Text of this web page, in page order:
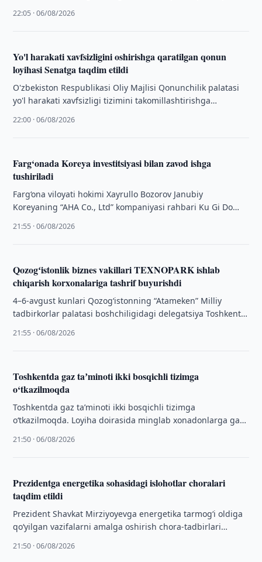
22:05 · 06/08/2026
Yo'l harakati xavfsizligini oshirishga qaratilgan qonun
loyihasi Senatga taqdim etildi
O'zbekiston Respublikasi Oliy Majlisi Qonunchilik palatasi
yo'l harakati xavfsizligi tizimini takomillashtirishga
va uni …
22:00 · 06/08/2026
Farg‘onada Koreya investitsiyasi bilan zavod ishga
tushiriladi
Farg‘ona viloyati hokimi Xayrullo Bozorov Janubiy
Koreyaning “AHA Co., Ltd” kompaniyasi rahbari Ku Gi Do
21:55 · 06/08/2026
Qozogʻistonlik biznes vakillari TEXNOPARK ishlab
chiqarish korxonalariga tashrif buyurishdi
4–6-avgust kunlari Qozogʻistonning “Atameken” Milliy
tadbirkorlar palatasi boshchiligidagi delegatsiya Toshkent
21:55 · 06/08/2026
Toshkentda gaz taʼminoti ikki bosqichli tizimga
o‘tkazilmoqda
Toshkentda gaz taʼminoti ikki bosqichli tizimga
o‘tkazilmoqda. Loyiha doirasida minglab xonadonlarga gaz
21:50 · 06/08/2026
Prezidentga energetika sohasidagi islohotlar choralari
taqdim etildi
Prezident Shavkat Mirziyoyevga energetika tarmogʻi oldiga
qoʻyilgan vazifalarni amalga oshirish chora-tadbirlari
21:50 · 06/08/2026